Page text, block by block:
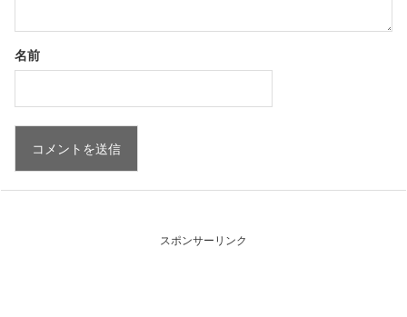
名前
スポンサーリンク